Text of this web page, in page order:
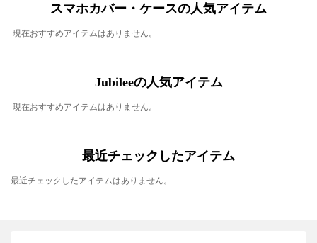
スマホカバー・ケースの人気アイテム
現在おすすめアイテムはありません。
Jubileeの人気アイテム
現在おすすめアイテムはありません。
最近チェックしたアイテム
最近チェックしたアイテムはありません。